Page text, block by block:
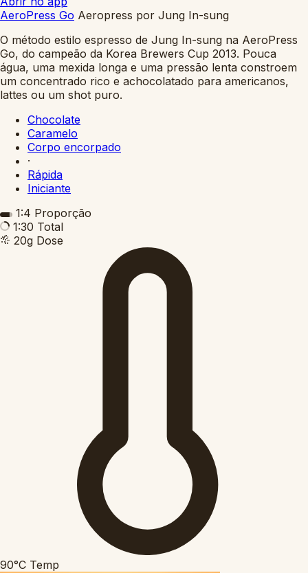
AeroPress Go Aeropress por Jung In-sung
O método estilo espresso de Jung In-sung na AeroPress
Go, do campeão da Korea Brewers Cup 2013. Pouca
água, uma mexida longa e uma pressão lenta constroem
um concentrado rico e achocolatado para americanos,
lattes ou um shot puro.
Chocolate
Caramelo
Corpo encorpado
·
Rápida
Iniciante
1:4 Proporção
1:30 Total
20g Dose
90°C Temp